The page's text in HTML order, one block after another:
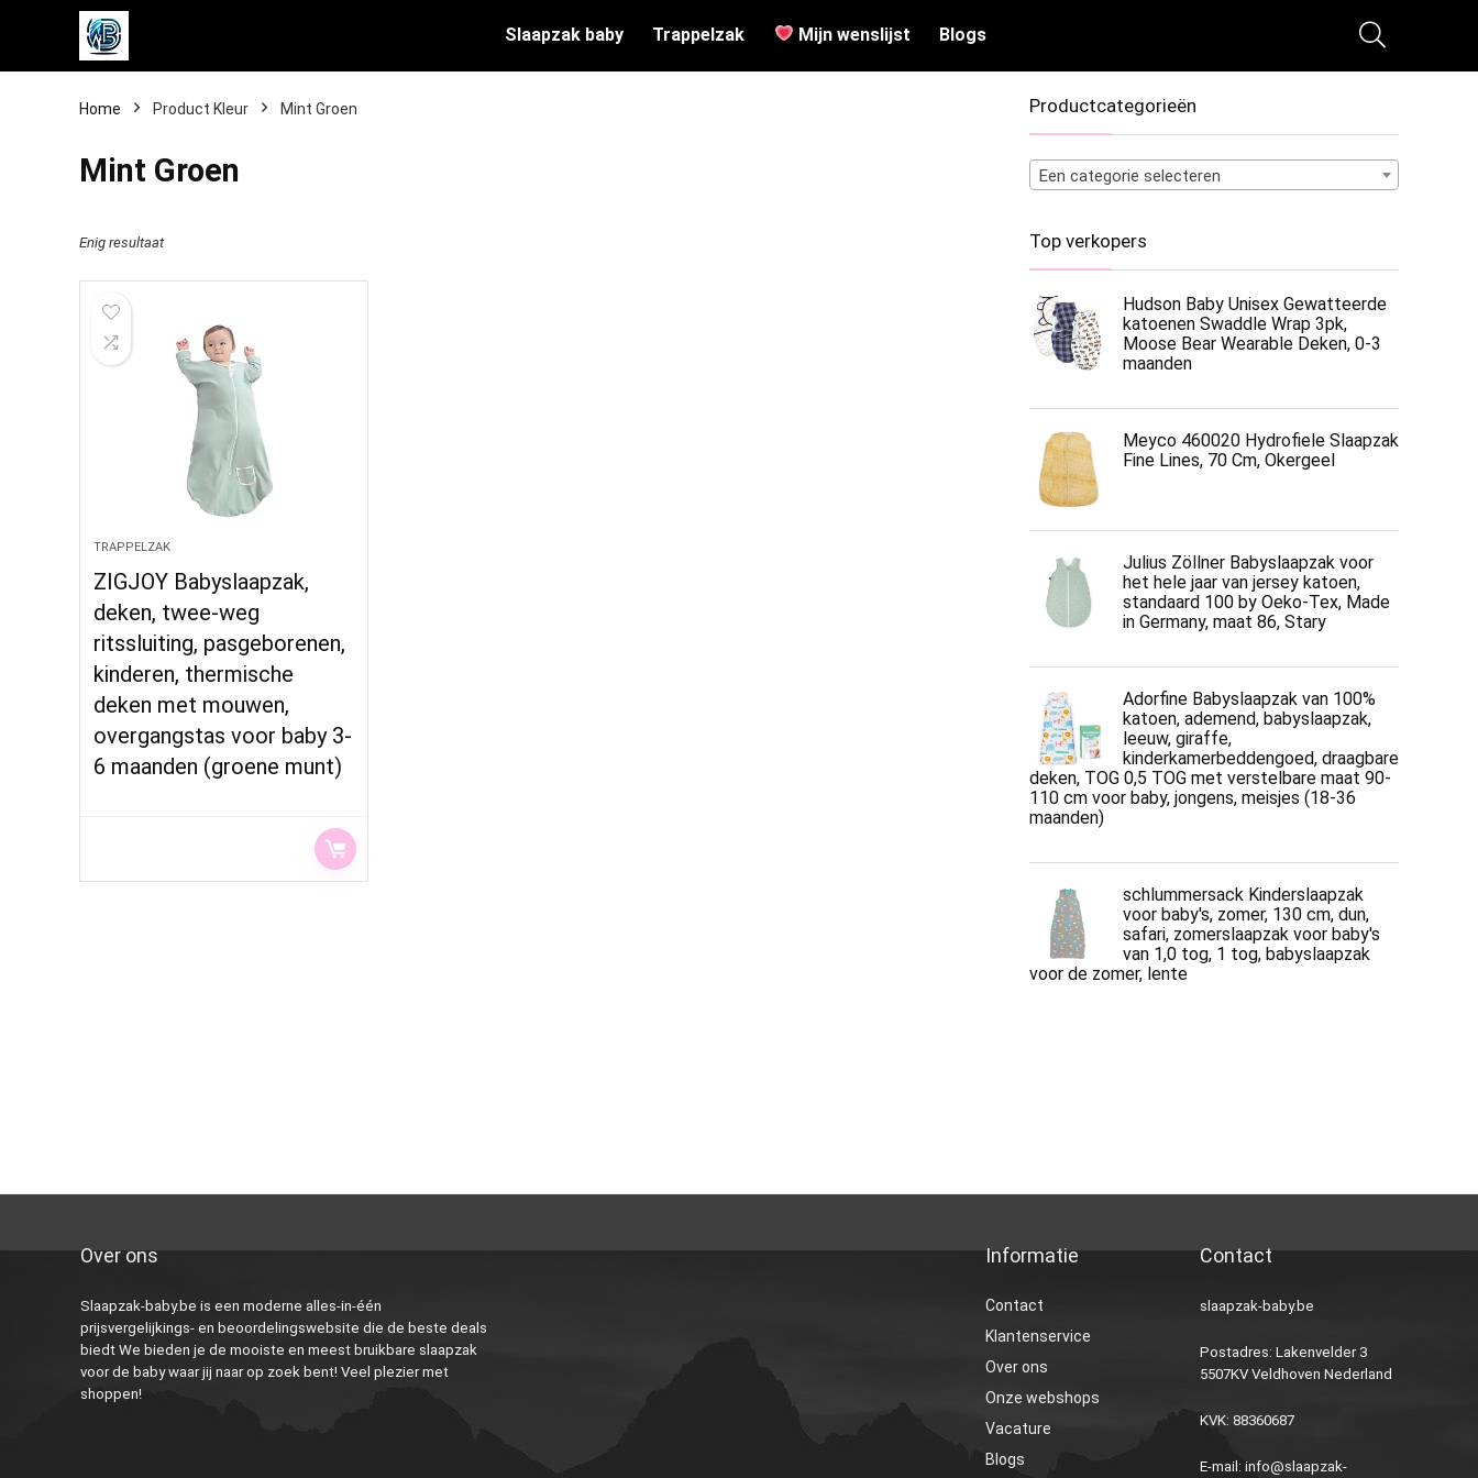
Slaapzak baby Trappelzak Mijn wenslijst Blogs
Home Product Kleur ‎Mint Groen
‎Mint Groen
Enig resultaat
TRAPPELZAK
ZIGJOY Babyslaapzak,
deken, twee-weg
ritssluiting, pasgeborenen,
kinderen, thermische
deken met mouwen,
overgangstas voor baby 3-
6 maanden (groene munt)
Productcategorieën
Een categorie selecteren
Top verkopers
Hudson Baby Unisex Gewatteerde
katoenen Swaddle Wrap 3pk,
Moose Bear Wearable Deken, 0-3
maanden
Meyco 460020 Hydrofiele Slaapzak
Fine Lines, 70 Cm, Okergeel
Julius Zöllner Babyslaapzak voor
het hele jaar van jersey katoen,
standaard 100 by Oeko-Tex, Made
in Germany, maat 86, Stary
Adorfine Babyslaapzak van 100%
katoen, ademend, babyslaapzak,
leeuw, giraffe,
kinderkamerbeddengoed, draagbare
deken, TOG 0,5 TOG met verstelbare maat 90-
110 cm voor baby, jongens, meisjes (18-36
maanden)
schlummersack Kinderslaapzak
voor baby's, zomer, 130 cm, dun,
safari, zomerslaapzak voor baby's
van 1,0 tog, 1 tog, babyslaapzak
voor de zomer, lente
Over ons
Slaapzak-baby.be is een moderne alles-in-één
prijsvergelijkings- en beoordelingswebsite die de beste deals
biedt We bieden je de mooiste en meest bruikbare slaapzak
voor de baby waar jij naar op zoek bent! Veel plezier met
shoppen!
Informatie
Contact
Klantenservice
Over ons
Onze webshops
Vacature
Blogs
Contact
slaapzak-baby.be
Postadres: Lakenvelder 3
5507KV Veldhoven Nederland
KVK: 88360687
E-mail:info@slaapzak-